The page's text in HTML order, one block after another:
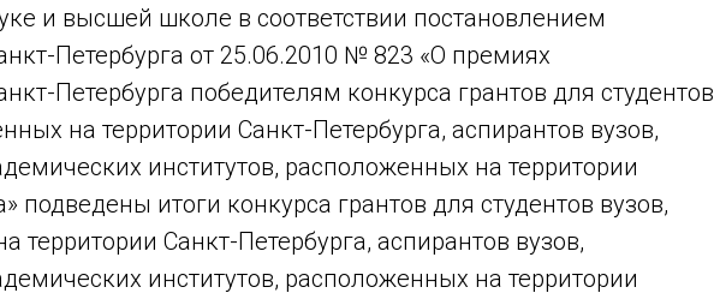
и высшей школе в соответствии постановлением
Петербурга от 25.06.2010 № 823 «О премиях
Петербурга победителям конкурса грантов для студентов
на территории Санкт-Петербурга, аспирантов вузов,
институтов, расположенных на территории
подведены итоги конкурса грантов для студентов вузов,
территории Санкт-Петербурга, аспирантов вузов,
институтов, расположенных на территории